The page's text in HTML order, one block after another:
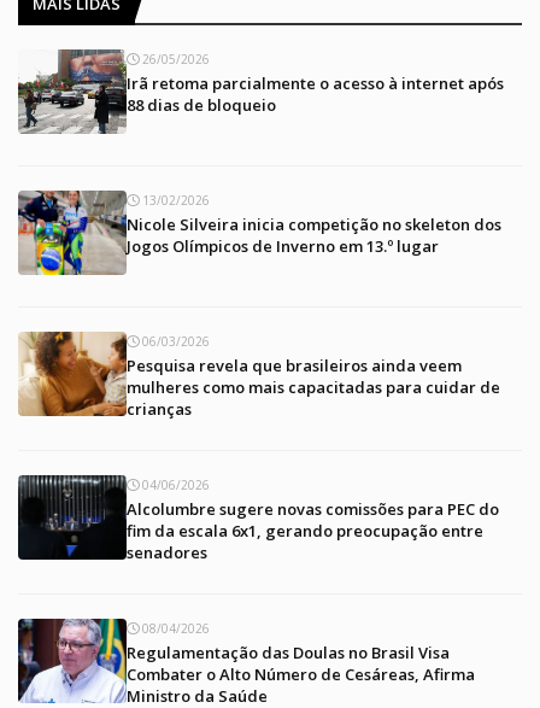
26/05/2026
Irã retoma parcialmente o acesso à internet após
88 dias de bloqueio
13/02/2026
Nicole Silveira inicia competição no skeleton dos
Jogos Olímpicos de Inverno em 13.º lugar
06/03/2026
Pesquisa revela que brasileiros ainda veem
mulheres como mais capacitadas para cuidar de
crianças
04/06/2026
Alcolumbre sugere novas comissões para PEC do
fim da escala 6x1, gerando preocupação entre
senadores
08/04/2026
Regulamentação das Doulas no Brasil Visa
Combater o Alto Número de Cesáreas, Afirma
Ministro da Saúde